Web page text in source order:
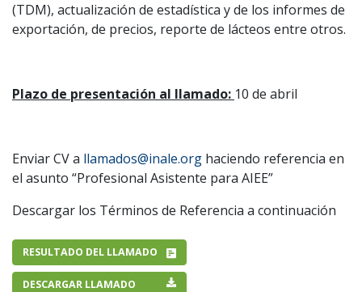
(TDM), actualización de estadística y de los informes de
exportación, de precios, reporte de lácteos entre otros.
Plazo de presentación al llamado: 10 de abril
Enviar CV a llamados@inale.org haciendo referencia en
el asunto “Profesional Asistente para AIEE”
Descargar los Términos de Referencia a continuación
RESULTADO DEL LLAMADO
DESCARGAR LLAMADO